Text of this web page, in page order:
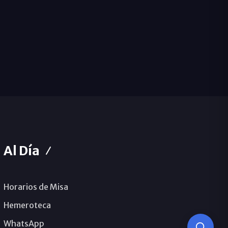
Al Día
Horarios de Misa
Hemeroteca
WhatsApp